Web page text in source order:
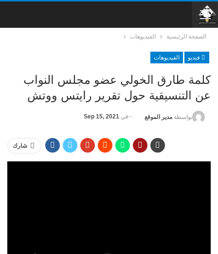
الصفحة الرئيسية الفيديوهات
فيديو الفيديوهات
كلمة طارق الخولي عضو مجلس النواب
عن التنسيقية حول تقرير رايتس ووتش
بواسطة مدير الموقع في Sep 15, 2021
شارك